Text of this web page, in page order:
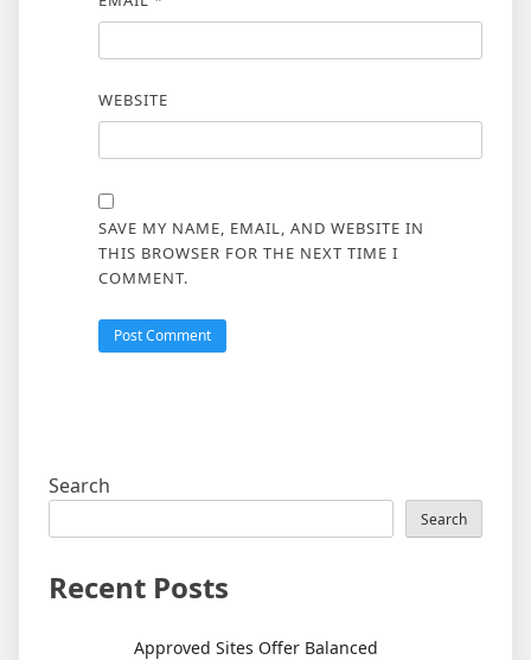
WEBSITE
SAVE MY NAME, EMAIL, AND WEBSITE IN
THIS BROWSER FOR THE NEXT TIME I
COMMENT.
Search
Search
Recent Posts
Approved Sites Offer Balanced